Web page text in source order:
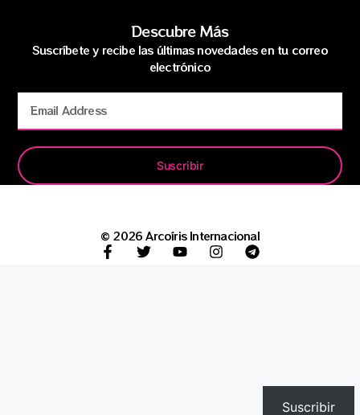
Descubre Más
Suscríbete y recibe las últimas novedades en tu correo
electrónico
Suscribir
© 2026 Arcoíris Internacional
Suscribir